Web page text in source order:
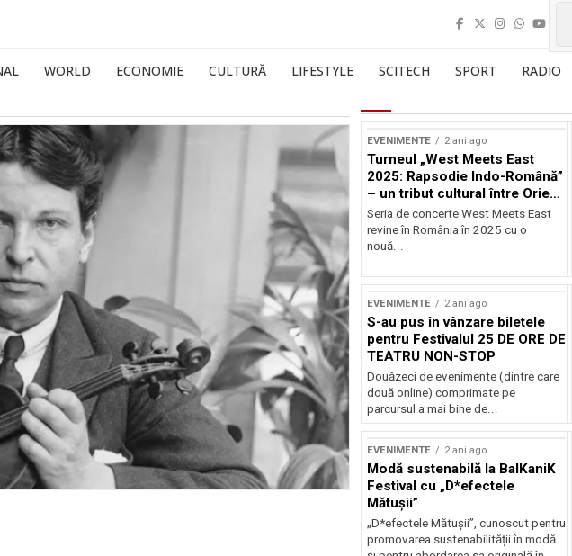
WORLD ECONOMIE CULTURĂ LIFESTYLE SCITECH SPORT RADIO
EVENIMENTE 2 ani ago
Turneul „West Meets East
2025: Rapsodie Indo-Română”
– un tribut cultural între Orient
și Occident
Seria de concerte West Meets East
revine în România în 2025 cu o
nouă...
EVENIMENTE 2 ani ago
S-au pus în vânzare biletele
pentru Festivalul 25 DE ORE DE
TEATRU NON-STOP
Douăzeci de evenimente (dintre care
două online) comprimate pe
parcursul a mai bine de...
EVENIMENTE 2 ani ago
Modă sustenabilă la BalKaniK
Festival cu „D*efectele
Mătușii”
„D*efectele Mătușii”, cunoscut pentru
promovarea sustenabilității în modă